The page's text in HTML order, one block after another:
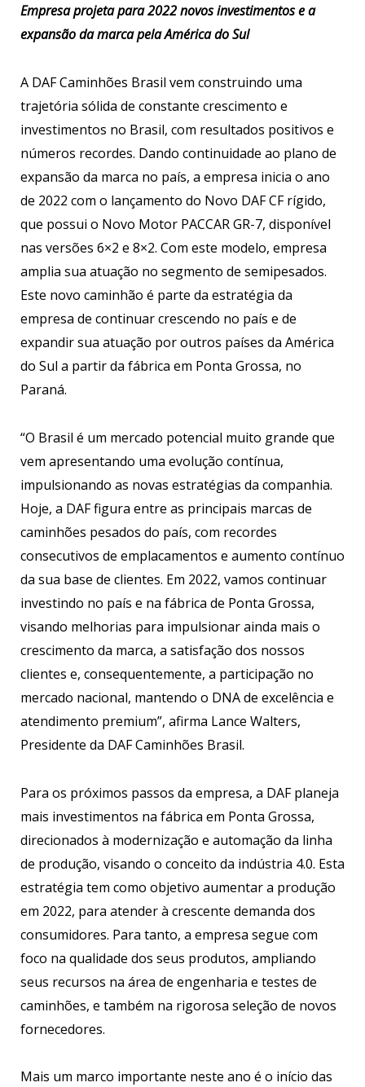
Empresa projeta para 2022 novos investimentos e a
expansão da marca pela América do Sul
A DAF Caminhões Brasil vem construindo uma
trajetória sólida de constante crescimento e
investimentos no Brasil, com resultados positivos e
números recordes. Dando continuidade ao plano de
expansão da marca no país, a empresa inicia o ano
de 2022 com o lançamento do Novo DAF CF rígido,
que possui o Novo Motor PACCAR GR-7, disponível
nas versões 6×2 e 8×2. Com este modelo, empresa
amplia sua atuação no segmento de semipesados.
Este novo caminhão é parte da estratégia da
empresa de continuar crescendo no país e de
expandir sua atuação por outros países da América
do Sul a partir da fábrica em Ponta Grossa, no
Paraná.
“O Brasil é um mercado potencial muito grande que
vem apresentando uma evolução contínua,
impulsionando as novas estratégias da companhia.
Hoje, a DAF figura entre as principais marcas de
caminhões pesados do país, com recordes
consecutivos de emplacamentos e aumento contínuo
da sua base de clientes. Em 2022, vamos continuar
investindo no país e na fábrica de Ponta Grossa,
visando melhorias para impulsionar ainda mais o
crescimento da marca, a satisfação dos nossos
clientes e, consequentemente, a participação no
mercado nacional, mantendo o DNA de excelência e
atendimento premium”, afirma Lance Walters,
Presidente da DAF Caminhões Brasil.
Para os próximos passos da empresa, a DAF planeja
mais investimentos na fábrica em Ponta Grossa,
direcionados à modernização e automação da linha
de produção, visando o conceito da indústria 4.0. Esta
estratégia tem como objetivo aumentar a produção
em 2022, para atender à crescente demanda dos
consumidores. Para tanto, a empresa segue com
foco na qualidade dos seus produtos, ampliando
seus recursos na área de engenharia e testes de
caminhões, e também na rigorosa seleção de novos
fornecedores.
Mais um marco importante neste ano é o início das